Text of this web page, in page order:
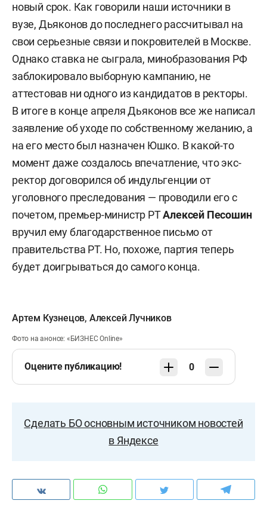
новый срок. Как говорили наши источники в
вузе, Дьяконов до последнего рассчитывал на
свои серьезные связи и покровителей в Москве.
Однако ставка не сыграла, минобразования РФ
заблокировало выборную кампанию, не
аттестовав ни одного из кандидатов в ректоры.
В итоге в конце апреля Дьяконов все же написал
заявление об уходе по собственному желанию, а
на его место был назначен Юшко. В какой-то
момент даже создалось впечатление, что экс-
ректор договорился об индульгенции от
уголовного преследования — проводили его с
почетом, премьер-министр РТАлексей Песошин
вручил ему благодарственное письмо от
правительства РТ. Но, похоже, партия теперь
будет доигрываться до самого конца.
Артем Кузнецов, Алексей Лучников
Фото на анонсе: «БИЗНЕС Online»
Оцените публикацию! 0
Сделать БО основным источником новостей
в Яндексе